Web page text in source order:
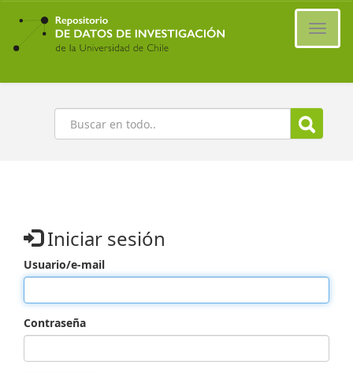
Ir
contenido
principal
Buscar
Iniciar sesión
Usuario/e-mail
Contraseña